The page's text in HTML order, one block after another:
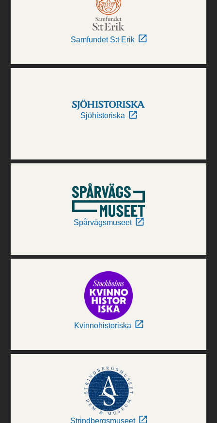
Samfundet S:t Erik
Sjöhistoriska
Spårvägsmuseet
Kvinnohistoriska
Strindbergsmuseet